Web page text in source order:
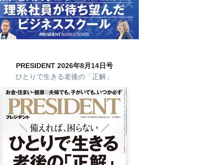
PRESIDENT 2026年8月14日号
ひとりで生きる老後の「正解」